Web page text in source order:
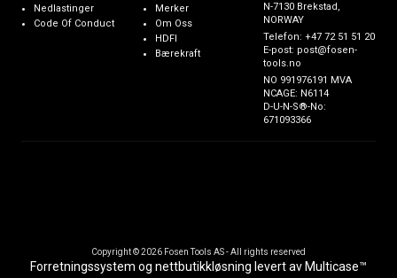
Nedlastinger
Code Of Conduct
Merker
Om Oss
HDFI
Bærekraft
N-7130 Brekstad,
NORWAY
Telefon:+47 72 51 51 20
E-post: post@fosen-
tools.no
NO 991976191 MVA
NCAGE: N6114
D-U-N-S®-No:
671093366
Copyright © 2026 Fosen Tools AS - All rights reserved
Forretningssystem og nettbutikkløsning levert av Multicase™